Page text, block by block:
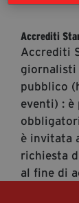
Accrediti
Accrediti
giornalisti
pubblico
eventi) :
è invitata
richiesta
al fine di